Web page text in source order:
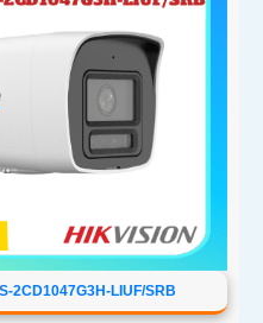
2CD1047G3H-LIUF/SRB